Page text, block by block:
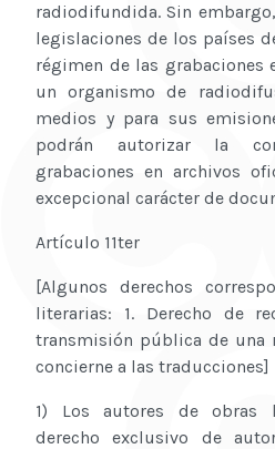
radiodifundida. Sin
legislaciones de los países
régimen de las grabaciones
un organismo de
medios y para sus
podrán autorizar la
grabaciones en archivos
excepcional carácter de
Artículo 11ter
[Algunos derechos
literarias: 1. Derecho de
transmisión pública de una
concierne a las traducciones]
1) Los autores de obras
derecho exclusivo de